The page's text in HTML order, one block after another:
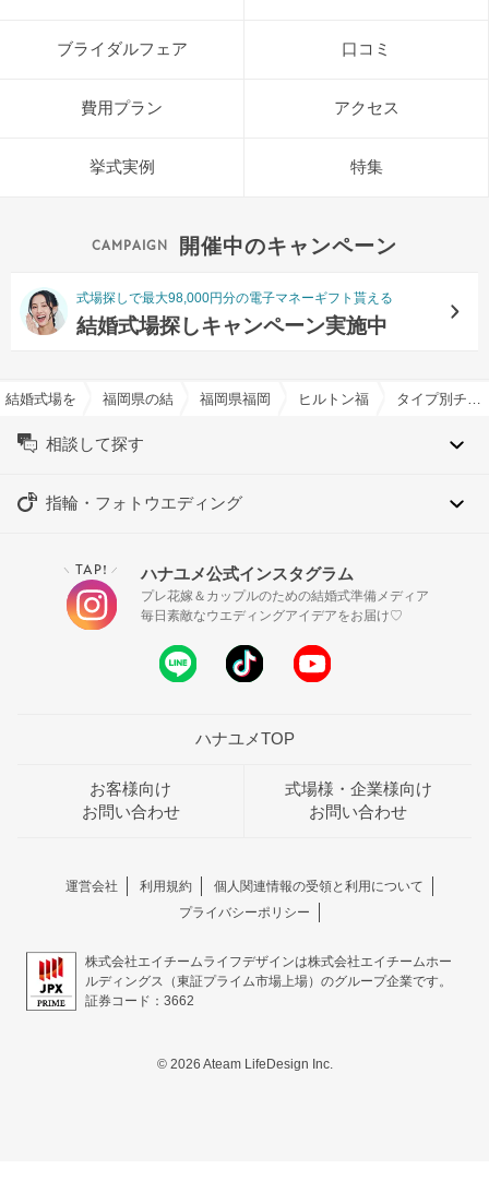
ブライダルフェア 口コミ
費用プラン アクセス
挙式実例 特集
開催中のキャンペーン
式場探しで最大98,000円分の電子マネーギフト貰える
結婚式場探しキャンペーン実施中
結婚式場を探すならハナユメ
福岡県の結婚式場一覧福岡県福岡市の結婚式場一覧ヒルトン福岡シーホークで結
相談して探す
指輪・フォトウエディング
＼ TAP! ／ ハナユメ公式インスタグラム
プレ花嫁＆カップルのための結婚式準備メディア
毎日素敵なウエディングアイデアをお届け♡
ハナユメTOP
お客様向け
お問い合わせ
式場様・企業様向け
お問い合わせ
運営会社 利用規約
個人関連情報の受領と利用について
プライバシーポリシー
株式会社エイチームライフデザインは株式会社エイチームホー
ルディングス（東証プライム市場上場）のグループ企業です。
証券コード：3662
© 2026 Ateam LifeDesign Inc.